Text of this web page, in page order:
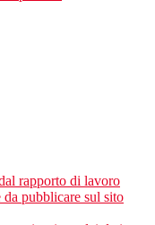
rapporto di lavoro
da pubblicare sul sito